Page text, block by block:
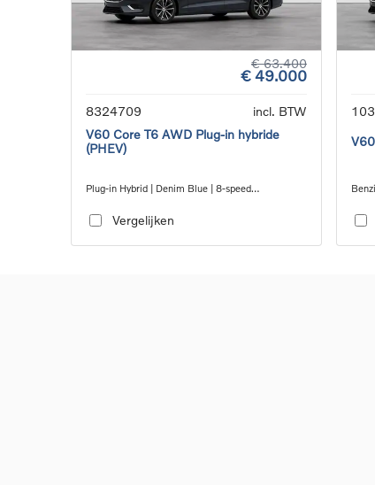
€ 63.400
€ 49.000
8324709
incl. BTW
V60 Core T6 AWD Plug-in hybride
(PHEV)
Plug-in Hybrid | Denim Blue | 8-speed
Vergelijken